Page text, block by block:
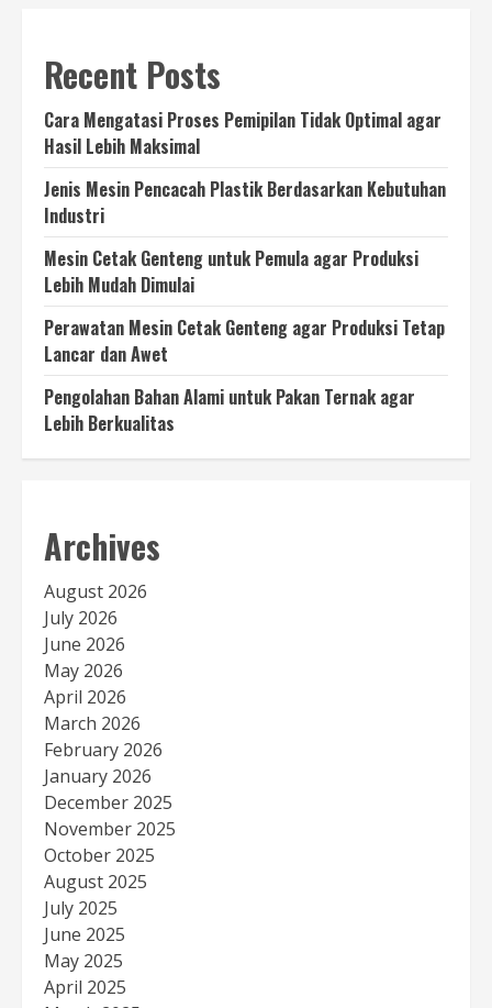
Recent Posts
Cara Mengatasi Proses Pemipilan Tidak Optimal agar
Hasil Lebih Maksimal
Jenis Mesin Pencacah Plastik Berdasarkan Kebutuhan
Industri
Mesin Cetak Genteng untuk Pemula agar Produksi
Lebih Mudah Dimulai
Perawatan Mesin Cetak Genteng agar Produksi Tetap
Lancar dan Awet
Pengolahan Bahan Alami untuk Pakan Ternak agar
Lebih Berkualitas
Archives
August 2026
July 2026
June 2026
May 2026
April 2026
March 2026
February 2026
January 2026
December 2025
November 2025
October 2025
August 2025
July 2025
June 2025
May 2025
April 2025